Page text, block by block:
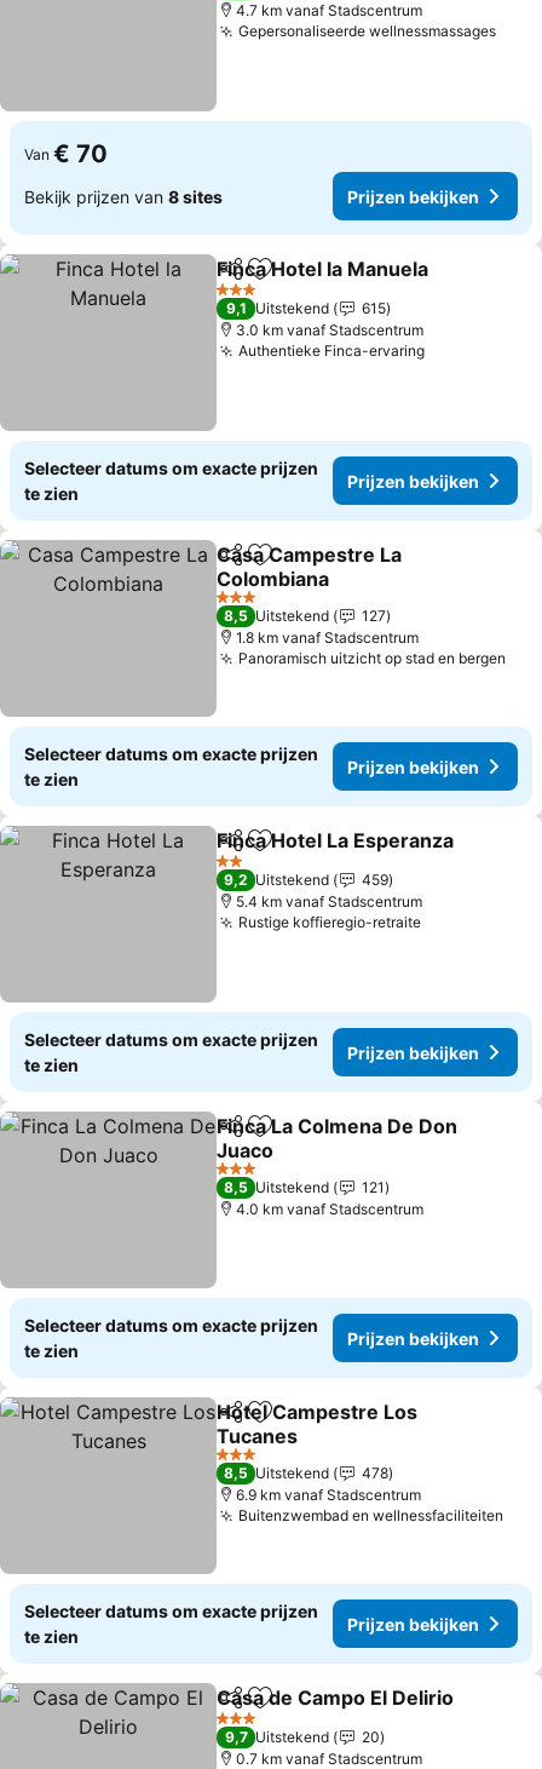
4.7 km vanaf Stadscentrum
Gepersonaliseerde wellnessmassages
Van € 70
Bekijk prijzen van 8 sites Prijzen bekijken
DelenToevoegen aan favorieten
Finca Hotel la Manuela
3 Sterren
9,1 Uitstekend
615
3.0 km vanaf Stadscentrum
Authentieke Finca-ervaring
Selecteer datums om exacte prijzen
te zien
Prijzen bekijken
DelenToevoegen aan favorieten
Casa Campestre La
Colombiana
3 Sterren
8,5 Uitstekend
127
1.8 km vanaf Stadscentrum
Panoramisch uitzicht op stad en bergen
Selecteer datums om exacte prijzen
te zien
Prijzen bekijken
DelenToevoegen aan favorieten
Finca Hotel La Esperanza
2 Sterren
9,2 Uitstekend
459
5.4 km vanaf Stadscentrum
Rustige koffieregio-retraite
Selecteer datums om exacte prijzen
te zien
Prijzen bekijken
DelenToevoegen aan favorieten
Finca La Colmena De Don
Juaco
3 Sterren
8,5 Uitstekend
121
4.0 km vanaf Stadscentrum
Selecteer datums om exacte prijzen
te zien
Prijzen bekijken
DelenToevoegen aan favorieten
Hotel Campestre Los
Tucanes
3 Sterren
8,5 Uitstekend
478
6.9 km vanaf Stadscentrum
Buitenzwembad en wellnessfaciliteiten
Selecteer datums om exacte prijzen
te zien
Prijzen bekijken
DelenToevoegen aan favorieten
Casa de Campo El Delirio
3 Sterren
9,7 Uitstekend
20
0.7 km vanaf Stadscentrum